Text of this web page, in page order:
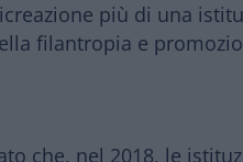
più di una
filantropia e
che, nel 2018, le